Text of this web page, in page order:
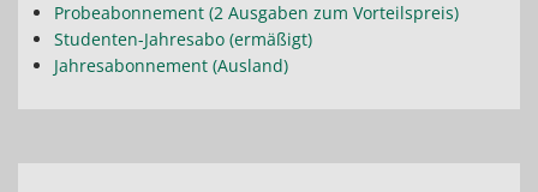
Probeabonnement (2 Ausgaben zum Vorteilspreis)
Studenten-Jahresabo (ermäßigt)
Jahresabonnement (Ausland)